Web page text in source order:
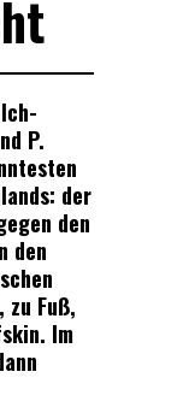
P.
der
den
den
zu Fuß,
Im